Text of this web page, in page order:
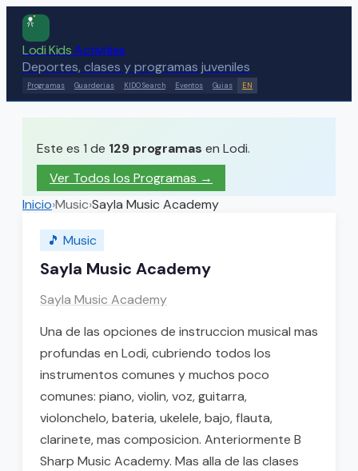
Lodi KidsActivities
Deportes, clases y programas juveniles
Programas Guarderias KIDO Search Eventos Guias EN
Este es 1 de 129 programas en Lodi.
Ver Todos los Programas →
Inicio›Music›Sayla Music Academy
🎵 Music
Sayla Music Academy
Sayla Music Academy
Una de las opciones de instruccion musical mas
profundas en Lodi, cubriendo todos los
instrumentos comunes y muchos poco
comunes: piano, violin, voz, guitarra,
violonchelo, bateria, ukelele, bajo, flauta,
clarinete, mas composicion. Anteriormente B
Sharp Music Academy. Mas alla de las clases